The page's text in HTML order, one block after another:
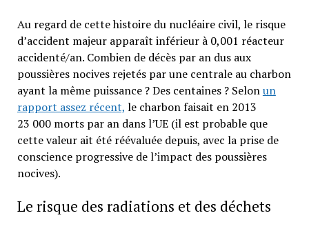
Au regard de cette histoire du nucléaire civil, le risque
d’accident majeur apparaît inférieur à 0,001 réacteur
accidenté/an. Combien de décès par an dus aux
poussières nocives rejetés par une centrale au charbon
ayant la même puissance ? Des centaines ? Selonun
rapport assez récent, le charbon faisait en 2013
23 000 morts par an dans l’UE (il est probable que
cette valeur ait été réévaluée depuis, avec la prise de
conscience progressive de l’impact des poussières
nocives).
Le risque des radiations et des déchets